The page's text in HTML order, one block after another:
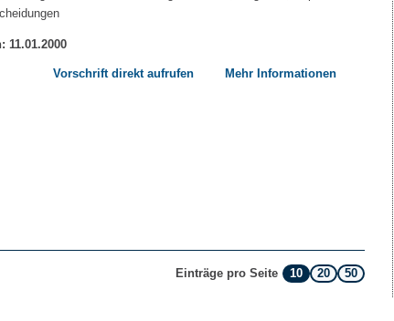
11.01.2000
Vorschrift direkt aufrufen Mehr Informationen
Einträge pro Seite 10 20 50